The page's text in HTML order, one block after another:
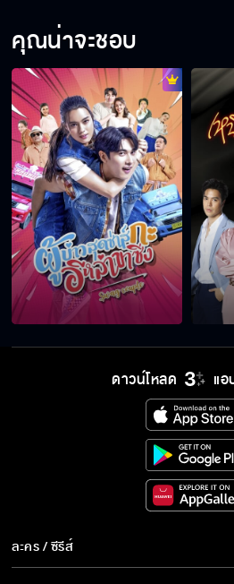
บอกให้ทุกคน ถอ
พี่เสกพลังให้เอา
แล้วมันหนักหัวน
สายฟ้ากำลังเรีย
ฉันมีงานให้พวกแ
คุณน่าจะชอบ
ดาวน์โหลด แ
ละคร / ซีรีส์
ละคร/ซีรีส์